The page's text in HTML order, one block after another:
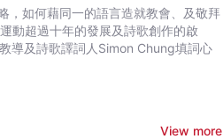
，如何藉同一的語言造就教會、及敬拜
動超過十年的發展及詩歌創作的啟
導及詩歌譯詞人Simon Chung填詞心
View more